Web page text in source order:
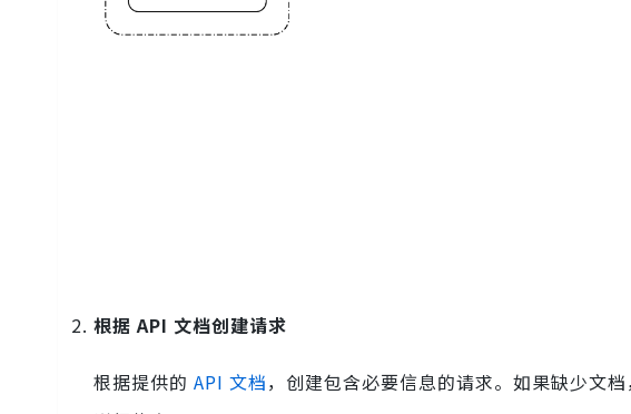
根据 API 文档创建请求
根据提供的 API 文档，创建包含必要信息的请求。如果缺少文